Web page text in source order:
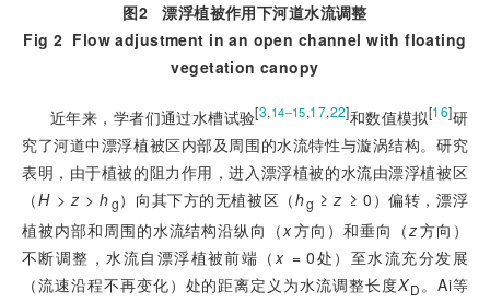
图2
漂浮植被作用下河道水流调整
Fig 2 Flow adjustment in an open channel with floating
vegetation canopy
近年来，学者们通过水槽试验[3,14–15,17,22]和数值模拟[16]研
究了河道中漂浮植被区内部及周围的水流特性与漩涡结构。研究
表明，由于植被的阻力作用，进入漂浮植被的水流由漂浮植被区
（H > z > hg）向其下方的无植被区（hg ≥ z ≥ 0）偏转，漂浮
植被内部和周围的水流结构沿纵向（x方向）和垂向（z方向）
不断调整，水流自漂浮植被前端（x = 0处）至水流充分发展
（流速沿程不再变化）处的距离定义为水流调整长度XD。Ai等